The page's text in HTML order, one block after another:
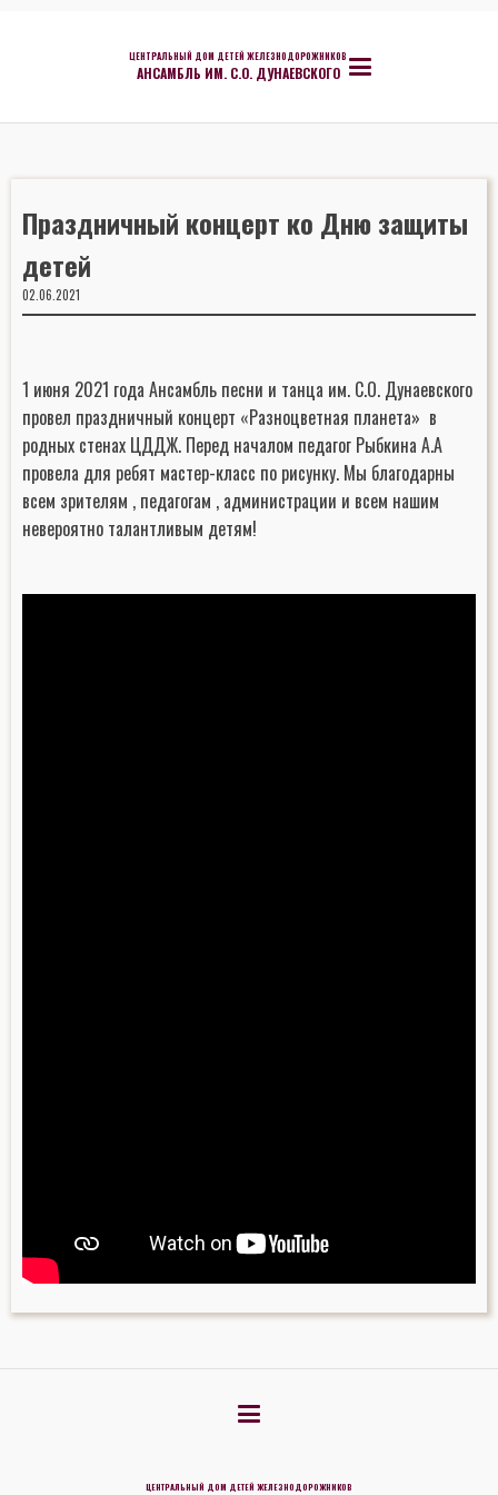
ЦЕНТРАЛЬНЫЙ ДОМ ДЕТЕЙ ЖЕЛЕЗНОДОРОЖНИКОВ
АНСАМБЛЬ ИМ. С.О. ДУНАЕВСКОГО
Праздничный концерт ко Дню защиты
детей
02.06.2021
1 июня 2021 года Ансамбль песни и танца им. С.О. Дунаевского
провел праздничный концерт «Разноцветная планета» в
родных стенах ЦДДЖ. Перед началом педагог Рыбкина А.А
провела для ребят мастер-класс по рисунку. Мы благодарны
всем зрителям , педагогам , администрации и всем нашим
невероятно талантливым детям!
ЦЕНТРАЛЬНЫЙ ДОМ ДЕТЕЙ ЖЕЛЕЗНОДОРОЖНИКОВ